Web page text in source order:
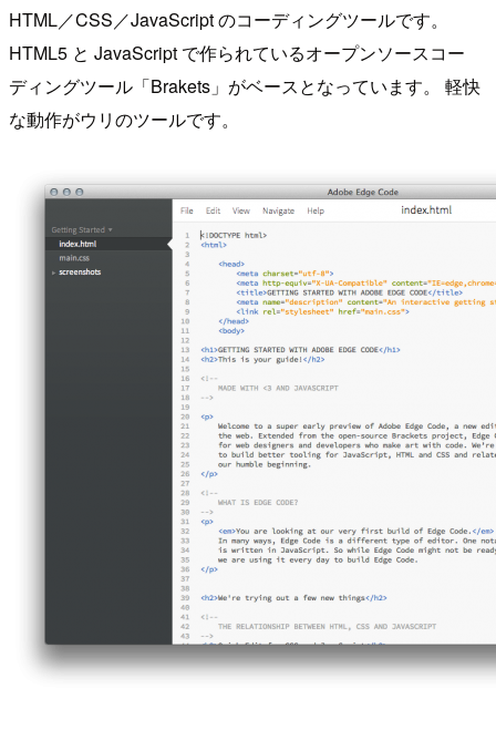
HTML／CSS／JavaScript のコーディングツールです。
HTML5 と JavaScript で作られているオープンソースコー
ディングツール「Brakets」がベースとなっています。 軽快
な動作がウリのツールです。